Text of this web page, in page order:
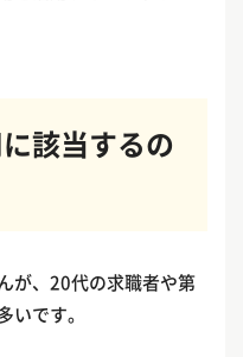
該当するの
が、20代の求職者や第
いです。